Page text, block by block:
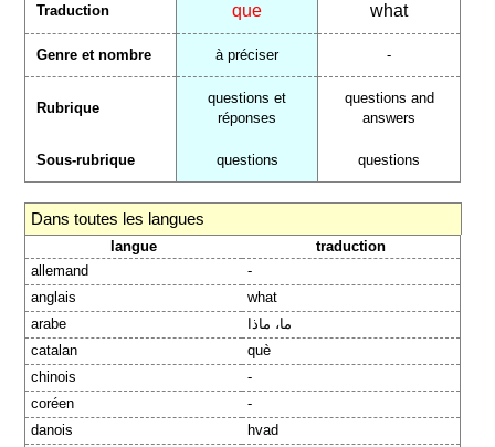
Traduction que what
Genre et nombre à préciser -
Rubrique
questions et
réponses
questions and
answers
Sous-rubrique questions questions
Dans toutes les langues
langue
traduction
allemand
-
anglais
what
arabe
ما، ماذا
catalan
què
chinois
-
coréen
-
danois
hvad